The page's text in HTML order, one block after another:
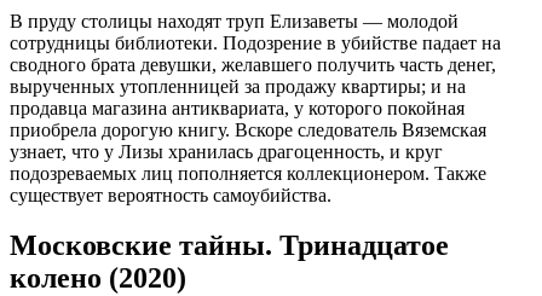
В пруду столицы находят труп Елизаветы — молодой
сотрудницы библиотеки. Подозрение в убийстве падает на
сводного брата девушки, желавшего получить часть денег,
вырученных утопленницей за продажу квартиры; и на
продавца магазина антиквариата, у которого покойная
приобрела дорогую книгу. Вскоре следователь Вяземская
узнает, что у Лизы хранилась драгоценность, и круг
подозреваемых лиц пополняется коллекционером. Также
существует вероятность самоубийства.
Московские тайны. Тринадцатое
колено (2020)